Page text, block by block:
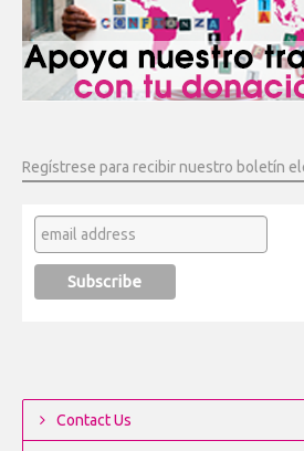
Regístrese para recibir nuestro boletín
Contact Us